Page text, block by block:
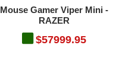
Mouse Gamer Viper Mini -
RAZER
$57999.95